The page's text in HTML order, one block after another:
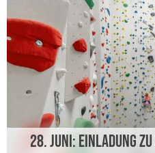
28. JUNI: EINLADUNG